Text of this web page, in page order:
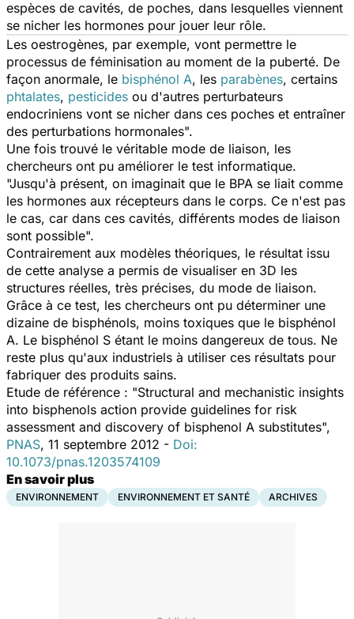
espèces de cavités, de poches, dans lesquelles viennent
se nicher les hormones pour jouer leur rôle.
Les oestrogènes, par exemple, vont permettre le
processus de féminisation au moment de la puberté. De
façon anormale, le bisphénol A, les parabènes, certains
phtalates, pesticides ou d'autres perturbateurs
endocriniens vont se nicher dans ces poches et entraîner
des perturbations hormonales".
Une fois trouvé le véritable mode de liaison, les
chercheurs ont pu améliorer le test informatique.
"Jusqu'à présent, on imaginait que le BPA se liait comme
les hormones aux récepteurs dans le corps. Ce n'est pas
le cas, car dans ces cavités, différents modes de liaison
sont possible".
Contrairement aux modèles théoriques, le résultat issu
de cette analyse a permis de visualiser en 3D les
structures réelles, très précises, du mode de liaison.
Grâce à ce test, les chercheurs ont pu déterminer une
dizaine de bisphénols, moins toxiques que le bisphénol
A. Le bisphénol S étant le moins dangereux de tous. Ne
reste plus qu'aux industriels à utiliser ces résultats pour
fabriquer des produits sains.
Etude de référence : "Structural and mechanistic insights
into bisphenols action provide guidelines for risk
assessment and discovery of bisphenol A substitutes",
PNAS, 11 septembre 2012 - Doi:
10.1073/pnas.1203574109
En savoir plus
ENVIRONNEMENT ENVIRONNEMENT ET SANTÉ ARCHIVES